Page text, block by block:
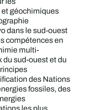
géochimiques
dans le sud-ouest
compétences en
multi-
sud-ouest et du
des Nations
fossiles, des